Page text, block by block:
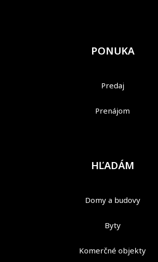
PONUKA
Predaj
Prenájom
HĽADÁM
Domy a budovy
Byty
Komerčné objekty